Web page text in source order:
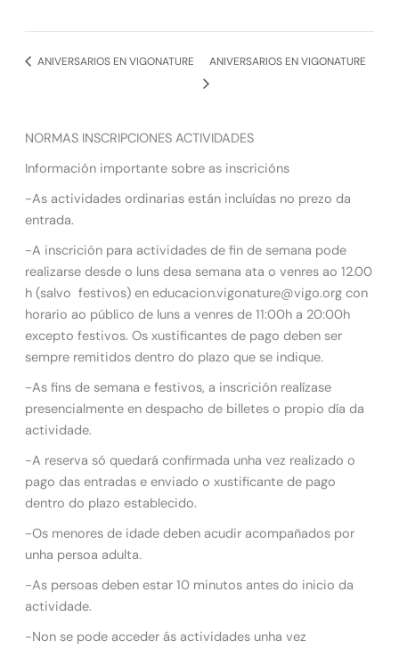
ANIVERSARIOS EN VIGONATURE ANIVERSARIOS EN VIGONATURE
NORMAS INSCRIPCIONES ACTIVIDADES
Información importante sobre as inscricións
-As actividades ordinarias están incluídas no prezo da
entrada.
-A inscrición para actividades de fin de semana pode
realizarse desde o luns desa semana ata o venres ao 12.00
h (salvo festivos) en educacion.vigonature@vigo.org con
horario ao público de luns a venres de 11:00h a 20:00h
excepto festivos. Os xustificantes de pago deben ser
sempre remitidos dentro do plazo que se indique.
-As fins de semana e festivos, a inscrición realízase
presencialmente en despacho de billetes o propio día da
actividade.
-A reserva só quedará confirmada unha vez realizado o
pago das entradas e enviado o xustificante de pago
dentro do plazo establecido.
-Os menores de idade deben acudir acompañados por
unha persoa adulta.
-As persoas deben estar 10 minutos antes do inicio da
actividade.
-Non se pode acceder ás actividades unha vez